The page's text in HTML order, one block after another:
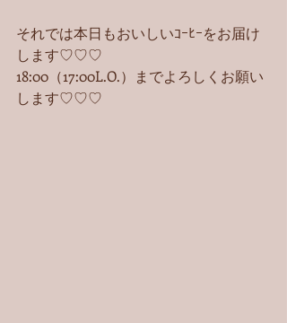
それでは本日もおいしいｺｰﾋｰをお届け
します♡♡♡
18:00（17:00L.O.）までよろしくお願い
します♡♡♡